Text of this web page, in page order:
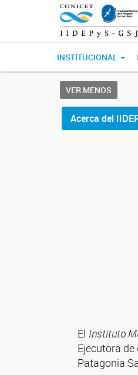
INSTITUCIONAL
VER MENOS
Acerca del
El Instituto
Ejecutora
Patagonia